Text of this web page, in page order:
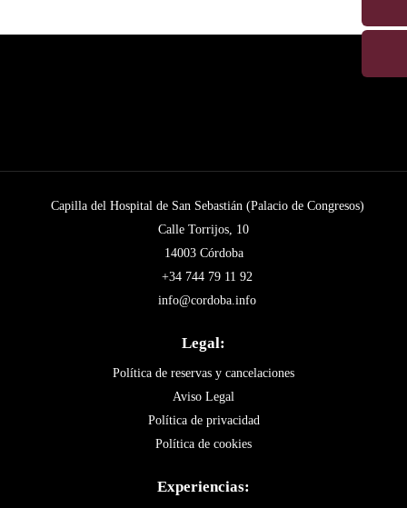
Capilla del Hospital de San Sebastián (Palacio de Congresos)
Calle Torrijos, 10
14003 Córdoba
+34 744 79 11 92
info@cordoba.info
Legal:
Política de reservas y cancelaciones
Aviso Legal
Política de privacidad
Política de cookies
Experiencias: